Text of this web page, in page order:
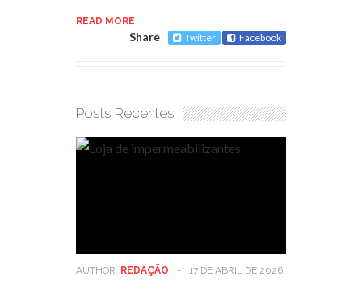
READ MORE
Share Twitter Facebook
Posts Recentes
AUTHOR: REDAÇÃO - 17 DE ABRIL DE 2026